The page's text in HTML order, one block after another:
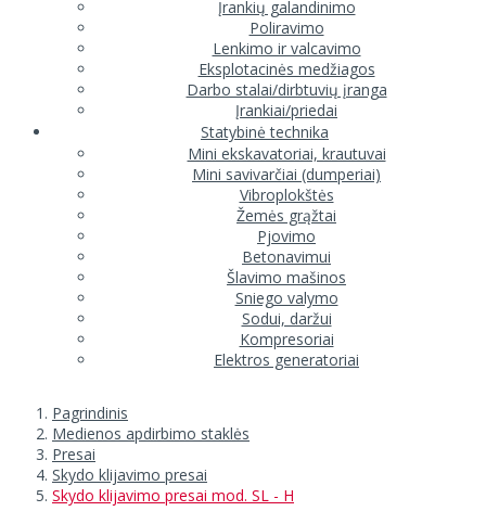
Įrankių galandinimo
Poliravimo
Lenkimo ir valcavimo
Eksplotacinės medžiagos
Darbo stalai/dirbtuvių įranga
Įrankiai/priedai
Statybinė technika
Mini ekskavatoriai, krautuvai
Mini savivarčiai (dumperiai)
Vibroplokštės
Žemės grąžtai
Pjovimo
Betonavimui
Šlavimo mašinos
Sniego valymo
Sodui, daržui
Kompresoriai
Elektros generatoriai
Pagrindinis
Medienos apdirbimo staklės
Presai
Skydo klijavimo presai
Skydo klijavimo presai mod. SL - H